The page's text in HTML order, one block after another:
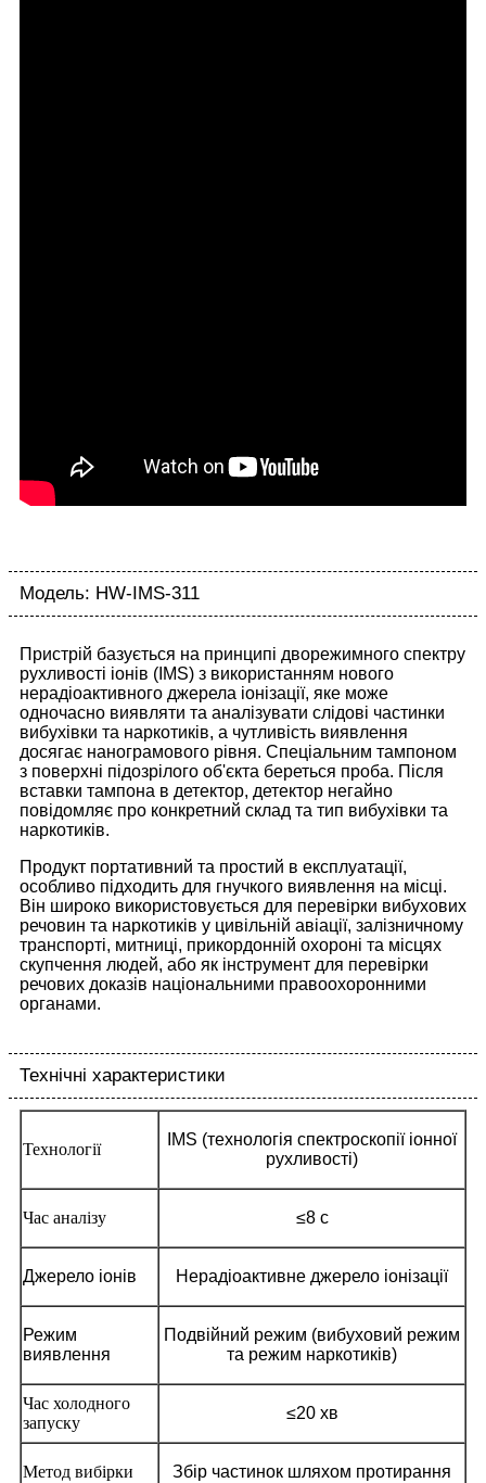
Модель: HW-IMS-311
Пристрій базується на принципі дворежимного спектру
рухливості іонів (IMS) з використанням нового
нерадіоактивного джерела іонізації, яке може
одночасно виявляти та аналізувати слідові частинки
вибухівки та наркотиків, а чутливість виявлення
досягає нанограмового рівня. Спеціальним тампоном
з поверхні підозрілого об'єкта береться проба. Після
вставки тампона в детектор, детектор негайно
повідомляє про конкретний склад та тип вибухівки та
наркотиків.
Продукт портативний та простий в експлуатації,
особливо підходить для гнучкого виявлення на місці.
Він широко використовується для перевірки вибухових
речовин та наркотиків у цивільній авіації, залізничному
транспорті, митниці, прикордонній охороні та місцях
скупчення людей, або як інструмент для перевірки
речових доказів національними правоохоронними
органами.
Технічні характеристики
Технології
IMS (технологія спектроскопії іонної
рухливості)
Час аналізу ≤8 с
Джерело іонів Нерадіоактивне джерело іонізації
Режим
виявлення
Подвійний режим (вибуховий режим
та режим наркотиків)
Час холодного
запуску
≤20 хв
Метод вибірки Збір частинок шляхом протирання